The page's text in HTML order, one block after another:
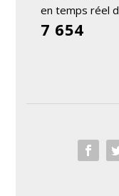
en temps réel
7 654